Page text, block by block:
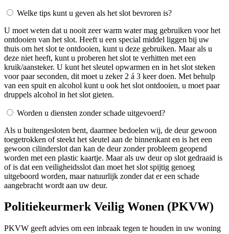
Welke tips kunt u geven als het slot bevroren is?
U moet weten dat u nooit zeer warm water mag gebruiken voor het
ontdooien van het slot. Heeft u een special middel liggen bij uw
thuis om het slot te ontdooien, kunt u deze gebruiken. Maar als u
deze niet heeft, kunt u proberen het slot te verhitten met een
kruik/aansteker. U kunt het sleutel opwarmen en in het slot steken
voor paar seconden, dit moet u zeker 2 á 3 keer doen. Met behulp
van een spuit en alcohol kunt u ook het slot ontdooien, u moet paar
druppels alcohol in het slot gieten.
Worden u diensten zonder schade uitgevoerd?
Als u buitengesloten bent, daarmee bedoelen wij, de deur gewoon
toegetrokken of steekt het sleutel aan de binnenkant en is het een
gewoon cilinderslot dan kan de deur zonder probleem geopend
worden met een plastic kaartje. Maar als uw deur op slot gedraaid is
of is dat een veiligheidsslot dan moet het slot spijtig genoeg
uitgeboord worden, maar natuurlijk zonder dat er een schade
aangebracht wordt aan uw deur.
Politiekeurmerk Veilig Wonen (PKVW)
PKVW geeft advies om een inbraak tegen te houden in uw woning